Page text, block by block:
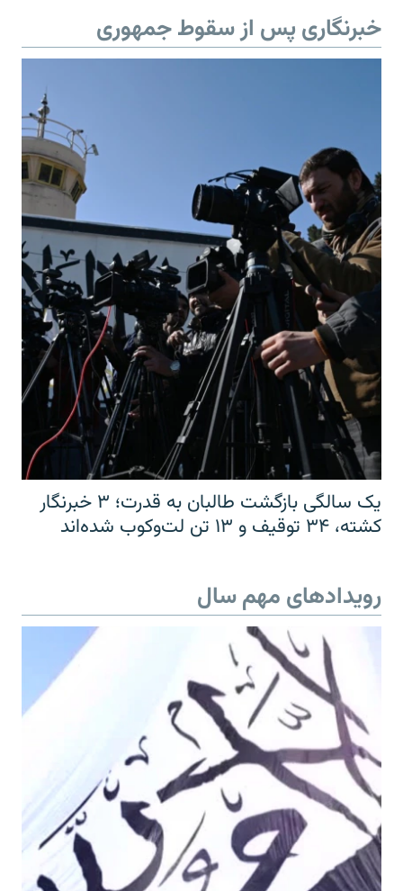
خبرنگاری پس از سقوط جمهوری
یک سالگی بازگشت طالبان به قدرت؛ ۳ خبرنگار
کشته، ۳۴ توقیف و ۱۳ تن لت‌وکوب شده‌اند
رویدادهای مهم سال